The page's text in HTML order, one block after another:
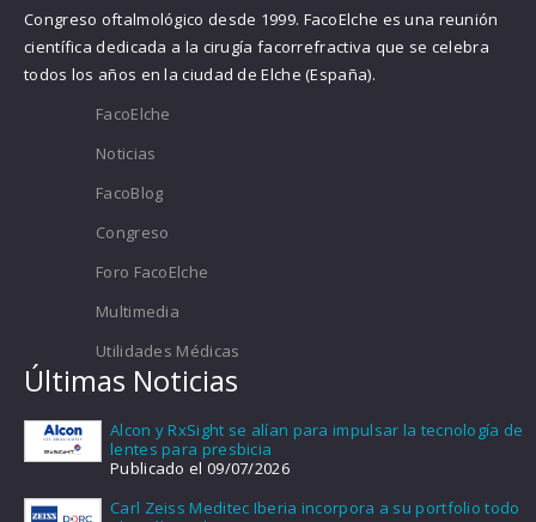
Congreso oftalmológico desde 1999. FacoElche es una reunión
científica dedicada a la cirugía facorrefractiva que se celebra
todos los años en la ciudad de Elche (España).
FacoElche
Noticias
FacoBlog
Congreso
Foro FacoElche
Multimedia
Utilidades Médicas
Últimas Noticias
Alcon y RxSight se alían para impulsar la tecnología de
lentes para presbicia
Publicado el 09/07/2026
Carl Zeiss Meditec Iberia incorpora a su portfolio todo